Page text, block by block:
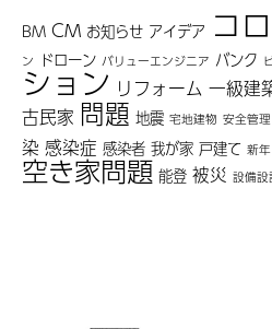
BM CM お知らせ アイデア コ
ン ドローン バリューエンジニア バンク
ション リフォーム 一級建
古民家 問題 地震 宅地建物 安全管理
染 感染症 感染者 我が家 戸建て 新年
空き家問題 能登 被災 設備設